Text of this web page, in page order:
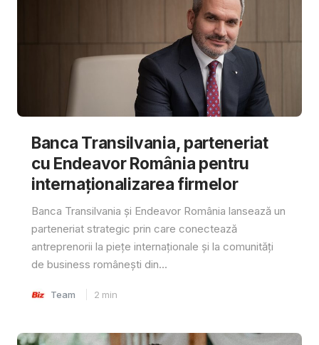
Banca Transilvania, parteneriat
cu Endeavor România pentru
internaționalizarea firmelor
Banca Transilvania și Endeavor România lansează un
parteneriat strategic prin care conectează
antreprenorii la piețe internaționale și la comunități
de business românești din...
Team 2 min